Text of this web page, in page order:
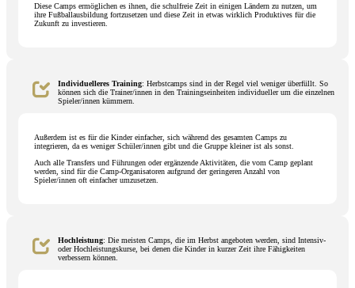
Diese Camps ermöglichen es ihnen, die schulfreie Zeit in einigen Ländern zu nutzen, um
ihre Fußballausbildung fortzusetzen und diese Zeit in etwas wirklich Produktives für die
Zukunft zu investieren.
Individuelleres Training: Herbstcamps sind in der Regel viel weniger überfüllt. So
können sich die Trainer/innen in den Trainingseinheiten individueller um die einzelnen
Spieler/innen kümmern.
Außerdem ist es für die Kinder einfacher, sich während des gesamten Camps zu
integrieren, da es weniger Schüler/innen gibt und die Gruppe kleiner ist als sonst.
Auch alle Transfers und Führungen oder ergänzende Aktivitäten, die vom Camp geplant
werden, sind für die Camp-Organisatoren aufgrund der geringeren Anzahl von
Spieler/innen oft einfacher umzusetzen.
Hochleistung: Die meisten Camps, die im Herbst angeboten werden, sind Intensiv-
oder Hochleistungskurse, bei denen die Kinder in kurzer Zeit ihre Fähigkeiten
verbessern können.